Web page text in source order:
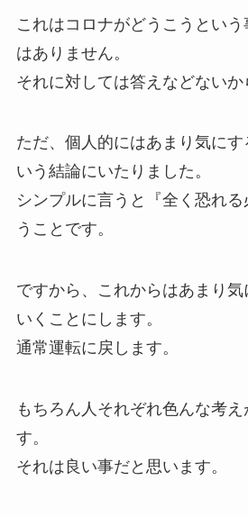
これはコロナがどうこうとい
はありません。
それに対しては答えなどないか
ただ、個人的にはあまり気にす
いう結論にいたりました。
シンプルに言うと『全く恐れ
うことです。
ですから、これからはあまり
いくことにします。
通常運転に戻します。
もちろん人それぞれ色んな考え
す。
それは良い事だと思います。